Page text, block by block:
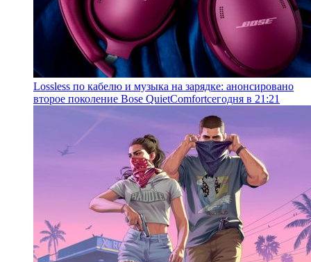
Lossless по кабелю и музыка на зарядке: анонсировано
второе поколение Bose QuietComfortсегодня в 21:21